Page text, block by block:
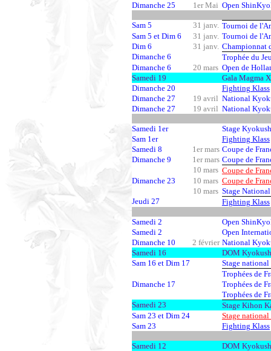
Dimanche 25
1er Mai Open
Sam 5 31 janv. Tournoi de
Sam 5 et Dim 6
31 janv. Tournoi de
Dim 6
31 janv. Championnat
Dimanche 6
Trophée du
Dimanche 6
20 mars Open de
Samedi 19
Gala Magma
Dimanche 20
Fighting Klass
Dimanche 27
19 avril National
Dimanche 27
19 avril National
Samedi 1er
Stage
Sam 1er
Fighting Klass
Samedi 8
1er mars Coupe de
Dimanche 9
1er mars Coupe de
10 mars Coupe de
Dimanche 23
10 mars Coupe de
10 mars Stage
Jeudi 27
Fighting Klass
Samedi 2
Open
Samedi 2
Open
Dimanche 10
2 février National
Samedi 16
DOM
Sam 16 et Dim 17
Stage
Trophées de
Dimanche 17
Trophées de
Trophées de
Samedi 23
Stage Kihon
Sam 23 et Dim 24
Stage
Sam 23
Fighting Klass
Samedi 12
DOM